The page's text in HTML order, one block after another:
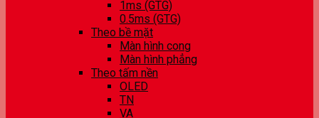
1ms (GTG)
0.5ms (GTG)
Theo bề mặt
Màn hình cong
Màn hình phẳng
Theo tấm nền
OLED
TN
VA